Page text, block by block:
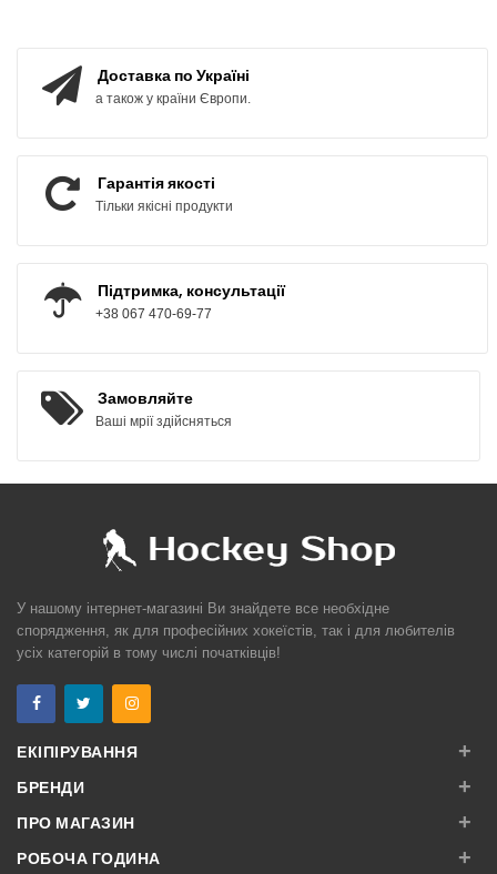
Доставка по Україні
а також у країни Європи.
Гарантія якості
Тільки якісні продукти
Підтримка, консультації
+38 067 470-69-77
Замовляйте
Ваші мрії здійсняться
У нашому інтернет-магазині Ви знайдете все необхідне
спорядження, як для професійних хокеїстів, так і для любителів
усіх категорій в тому числі початківців!
ЕКІПІРУВАННЯ +
БРЕНДИ +
ПРО МАГАЗИН +
РОБОЧА ГОДИНА +